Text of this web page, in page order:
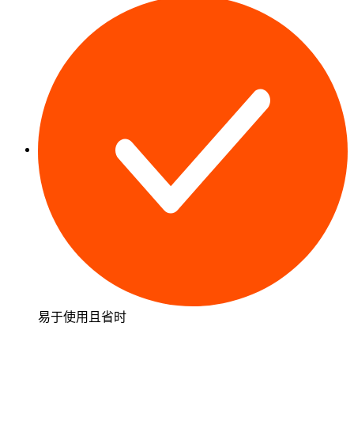
易于使用且省时